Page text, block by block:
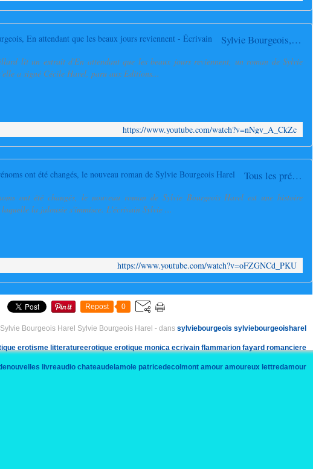
Sylvie Bourgeois, En attendant que les beaux jours reviennent - Écrivain
lit un extrait d'En attendant que les beaux jours reviennent, un roman de Sylvie
a signé Cécile Harel, paru aux Editions...
https://www.youtube.com/watch?v=nNgv_A_CkZc
Tous les prénoms ont été changés, le nouveau roman de Sylvie Bourgeois Harel
ont été changés, le nouveau roman de Sylvie Bourgeois Harel est une histoire
la jalousie s'immisce. L'écrivain Sylvie ...
https://www.youtube.com/watch?v=oFZGNCd_PKU
Repost 0
Sylvie Bourgeois Harel Sylvie Bourgeois Harel - dans sylviebourgeois sylviebourgeoisharel
erotisme litteratureerotique erotique monica ecrivain flammarion fayard romanciere
livreaudio chateaudelamole patricedecolmont amour amoureux lettredamour